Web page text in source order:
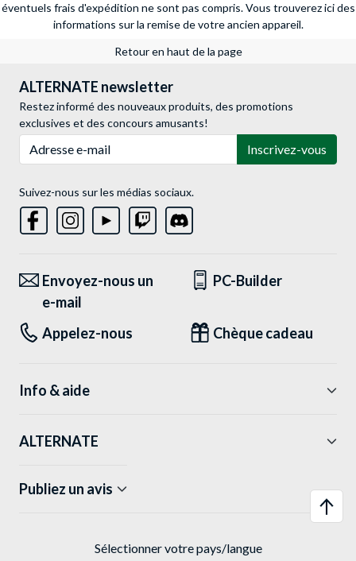
éventuels frais d'expédition ne sont pas compris. Vous trouverez ici des
informations sur la remise de votre ancien appareil.
Retour en haut de la page
ALTERNATE newsletter
Restez informé des nouveaux produits, des promotions
exclusives et des concours amusants!
Inscrivez-vous
Suivez-nous sur les médias sociaux.
Envoyez-nous un
e-mail
PC-Builder
Appelez-nous Chèque cadeau
Info & aide
ALTERNATE
Publiez un avis
Sélectionner votre pays/langue